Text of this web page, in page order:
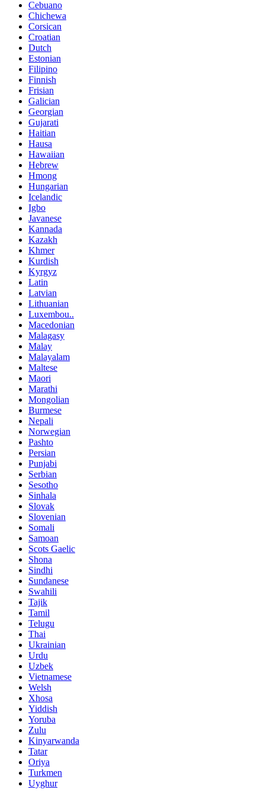
Cebuano
Chichewa
Corsican
Croatian
Dutch
Estonian
Filipino
Finnish
Frisian
Galician
Georgian
Gujarati
Haitian
Hausa
Hawaiian
Hebrew
Hmong
Hungarian
Icelandic
Igbo
Javanese
Kannada
Kazakh
Khmer
Kurdish
Kyrgyz
Latin
Latvian
Lithuanian
Luxembou..
Macedonian
Malagasy
Malay
Malayalam
Maltese
Maori
Marathi
Mongolian
Burmese
Nepali
Norwegian
Pashto
Persian
Punjabi
Serbian
Sesotho
Sinhala
Slovak
Slovenian
Somali
Samoan
Scots Gaelic
Shona
Sindhi
Sundanese
Swahili
Tajik
Tamil
Telugu
Thai
Ukrainian
Urdu
Uzbek
Vietnamese
Welsh
Xhosa
Yiddish
Yoruba
Zulu
Kinyarwanda
Tatar
Oriya
Turkmen
Uyghur